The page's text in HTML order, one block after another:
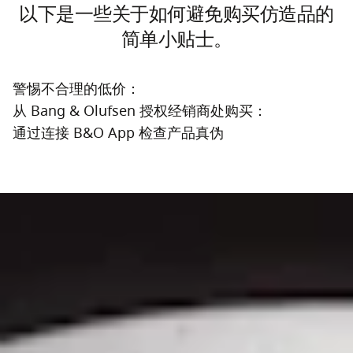
以下是一些关于如何避免购买仿造品的
简单小贴士。
警惕不合理的低价：
从 Bang & Olufsen 授权经销商处购买：
通过连接 B&O App 检查产品真伪